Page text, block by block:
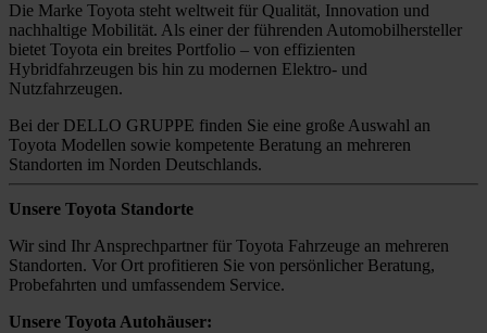
Die Marke Toyota steht weltweit für Qualität, Innovation und
nachhaltige Mobilität. Als einer der führenden Automobilhersteller
bietet Toyota ein breites Portfolio – von effizienten
Hybridfahrzeugen bis hin zu modernen Elektro- und
Nutzfahrzeugen.
Bei der DELLO GRUPPE finden Sie eine große Auswahl an
Toyota Modellen sowie kompetente Beratung an mehreren
Standorten im Norden Deutschlands.
Unsere Toyota Standorte
Wir sind Ihr Ansprechpartner für Toyota Fahrzeuge an mehreren
Standorten. Vor Ort profitieren Sie von persönlicher Beratung,
Probefahrten und umfassendem Service.
Unsere Toyota Autohäuser: